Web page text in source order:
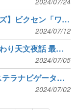
公式ブログ：【ステラシリーズ】ビクセン「ワイヤレスユニット」に完全対応！
2024/07/12
金井三男さんの星ナビ「こだわり天文夜話 最終話」とステラナビゲータ番組「世界の星座」を特別公開
2024/07/05
7月9日にYouTubeライブ「ステラナビゲータのカスタムコントロールを使ってみよう！」
2024/07/02